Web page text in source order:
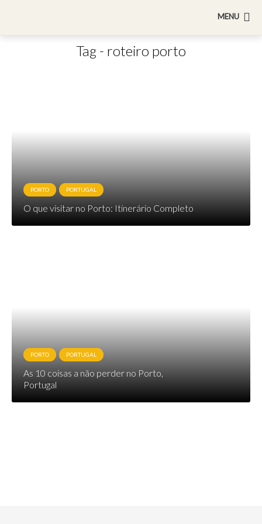
MENU
Tag - roteiro porto
PORTO PORTUGAL
O que visitar no Porto: Itinerário Completo
PORTO PORTUGAL
As 10 coisas a não perder no Porto,
Portugal